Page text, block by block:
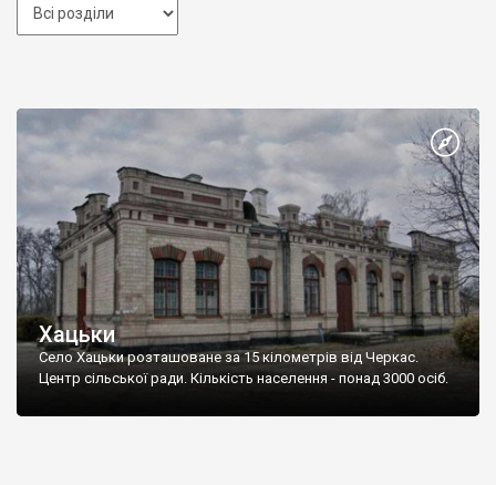
Хацьки
Село Хацьки розташоване за 15 кілометрів від Черкас.
Центр сільської ради. Кількість населення - понад 3000 осіб.